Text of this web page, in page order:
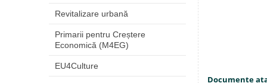
Revitalizare urbană
Primarii pentru Creștere
Economică (M4EG)
EU4Culture
Documente